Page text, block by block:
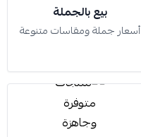
بيع بالجملة
أسعار جملة ومقاسات متنوعة